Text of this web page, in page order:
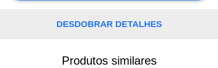
NOTÍCIADESDOBRAR DETALHES
Produtos similares